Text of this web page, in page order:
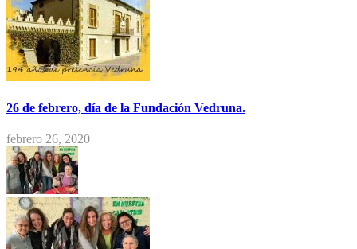
26 de febrero, día de la Fundación Vedruna.
febrero 26, 2020